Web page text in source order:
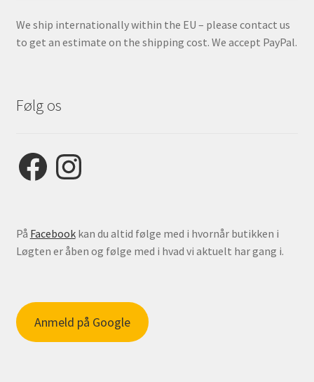
We ship internationally within the EU – please contact us
to get an estimate on the shipping cost. We accept PayPal.
Følg os
FacebookInstagram
På Facebookkan du altid følge med i hvornår butikken i
Løgten er åben og følge med i hvad vi aktuelt har gang i.
Anmeld på Google